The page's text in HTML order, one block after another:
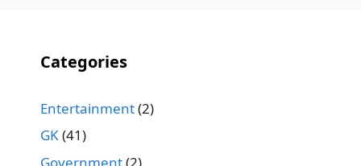
Categories
Entertainment(2)
GK(41)
Government(2)